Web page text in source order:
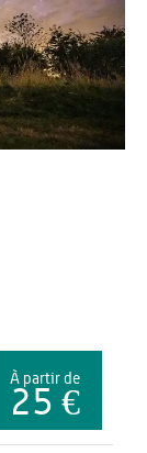
À partir de
25 €